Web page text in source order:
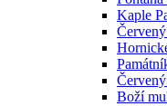
Kaple
Boží